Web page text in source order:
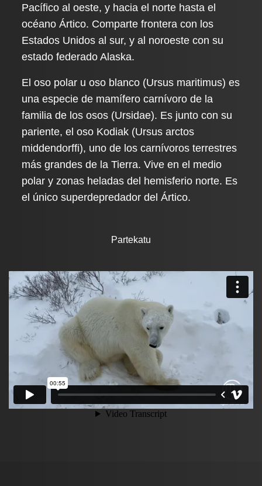
Pacífico al oeste, y hacia el norte hasta el
océano Ártico. Comparte frontera con los
Estados Unidos al sur, y al noroeste con su
estado federado Alaska.
El oso polar u oso blanco (Ursus maritimus) es
una especie de mamífero carnívoro de la
familia de los osos (Ursidae). Es junto con su
pariente, el oso Kodiak (Ursus arctos
middendorffi), uno de los carnívoros terrestres
más grandes de la Tierra. Vive en el medio
polar y zonas heladas del hemisferio norte. Es
el único superdepredador del Ártico.
Partekatu